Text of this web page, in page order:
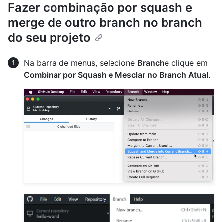
Fazer combinação por squash e
merge de outro branch no branch
do seu projeto
Na barra de menus, selecione Branche clique em
Combinar por Squash e Mesclar no Branch Atual.